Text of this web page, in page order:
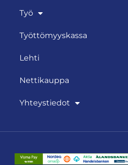
Työ
Työttömyyskassa
Lehti
Nettikauppa
Yhteystiedot